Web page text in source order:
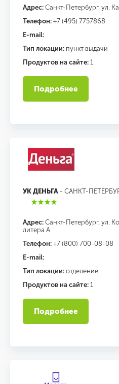
Адрес: Санкт-Петербург, ул.
Телефон: +7 (495) 7757868
E-mail:
Тип локации: пункт выдачи
Продуктов на сайте: 1
Подробнее
УК ДЕНЬГА - САНКТ-
Адрес: Санкт-Петербург, ул.
литера А
Телефон: +7 (800) 700-08-08
E-mail:
Тип локации: отделение
Продуктов на сайте: 1
Подробнее